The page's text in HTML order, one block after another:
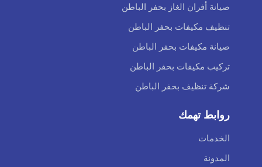
صيانة أفران الغاز بحفر الباطن
تنظيف مكيفات بحفر الباطن
صيانة مكيفات بحفر الباطن
تركيب مكيفات بحفر الباطن
شركة تنظيف بحفر الباطن
روابط تهمك
الخدمات
المدونة